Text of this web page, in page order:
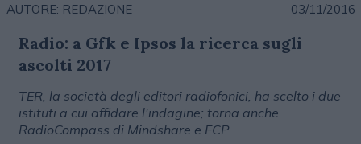
AUTORE: REDAZIONE 03/11/2016
Radio: a Gfk e Ipsos la ricerca sugli
ascolti 2017
TER, la società degli editori radiofonici, ha scelto i due
istituti a cui affidare l'indagine; torna anche
RadioCompass di Mindshare e FCP